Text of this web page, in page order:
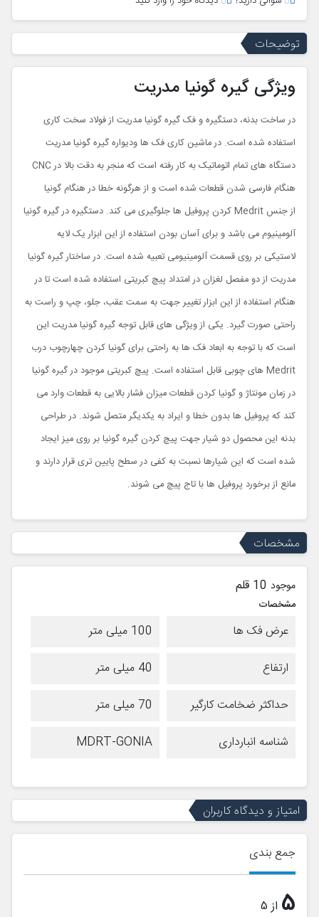
توضیحات
ویژگی گیره گونیا مدریت
در ساخت بدنه، دستگیره و فک گیره گونیا مدریت از فولاد سخت کاری
استفاده شده است. در ماشین کاری فک ها ودیواره گیره گونیا مدریت
دستگاه های تمام اتوماتیکبه کار رفته است که منجر به دقت بالا در
هنگام فارسی شدن قطعات شده است و از هرگونه خطا در هنگام گونیا
کردن پروفیل ها جلوگیری می کند. دستگیره در گیره گونیاMedrit از جنس
آلومینیوم می باشد و برای آسان بودن استفاده از این ابزار یک لایه
لاستیکی بر روی قسمت آلومینیومی تعبیه شده است. در ساختار گیره گونیا
مدریت از دو مفصل لغزان در امتداد پیچ کبریتی استفاده شده است تا در
هنگام استفاده از این ابزار تغییر جهت به سمت عقب، جلو، چپ و راست به
راحتی صورت گیرد. یکی از ویژگی های قابل توجه گیره گونیا مدریت این
است که با توجه به ابعاد فک ها به راحتی برای گونیا کردن چهارچوب درب
های چوبی قابل استفاده است. پیچ کبریتی موجود در گیره گونیا Medrit
در زمان مونتاژ و گونیا کردن قطعات میزان فشار بالایی به قطعات وارد می
کند که پروفیل ها بدون خطا و ایراد به یکدیگر متصل شوند. در طراحی
بدنه این محصول دو شیار جهت پیچ کردن گیره گونیا بر روی میز ایجاد
شده است که این شیارها نسبت به کفی در سطح پایین تری قرار دارند و
مانع از برخورد پروفیل ها با تاج پیچ می شوند.
مشخصات
موجود 10 قلم
مشخصات
عرض فک ها
100 میلی متر
ارتفاع
40 میلی متر
حداکثر ضخامت کارگیر
70 میلی متر
شناسه انبارداری
MDRT-GONIA
امتیاز و دیدگاه کاربران
جمع بندی
5 از 5